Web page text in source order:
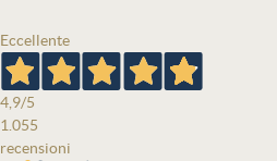
Eccellente
4,9/5
1.055
recensioni